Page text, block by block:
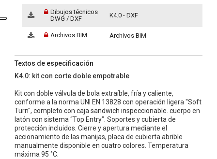
Dibujos técnicos
DWG / DXF
K4.0 - DXF
Archivos BIM Archivos BIM
Textos de especificación
K4.0: kit con corte doble empotrable
Kit con doble válvula de bola extraíble, fría y caliente,
conforme a la norma UNI EN 13828 con operación ligera "Soft
Turn", completo con caja sandwich inspeccionable. cuerpo en
latón con sistema “Top Entry”. Soportes y cubierta de
protección incluidos. Cierre y apertura mediante el
accionamiento de las manijas, placa de cubierta abrible
manualmente disponible en cuatro colores. Temperatura
máxima 95 °C.